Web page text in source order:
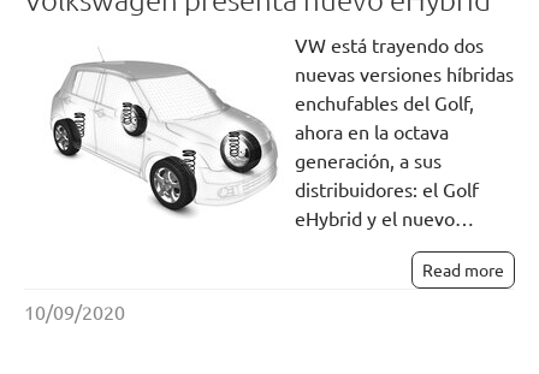
VW está trayendo dos
nuevas versiones híbridas
enchufables del Golf,
ahora en la octava
generación, a sus
distribuidores: el Golf
eHybrid y el nuevo…
Read more
10/09/2020